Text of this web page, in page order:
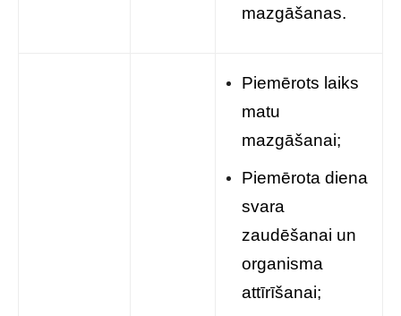
mazgāšanas.
Piemērots laiks
matu
mazgāšanai;
Piemērota diena
svara
zaudēšanai un
organisma
attīrīšanai;